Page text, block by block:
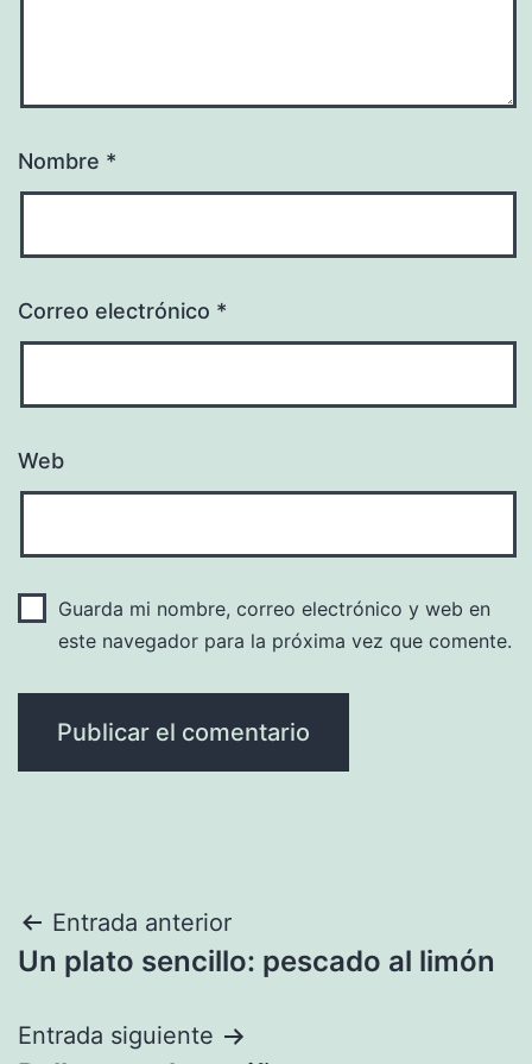
Nombre *
Correo electrónico *
Web
Guarda mi nombre, correo electrónico y web en
este navegador para la próxima vez que comente.
Navegación
de
entradas
Entrada anterior
Un plato sencillo: pescado al limón
Entrada siguiente